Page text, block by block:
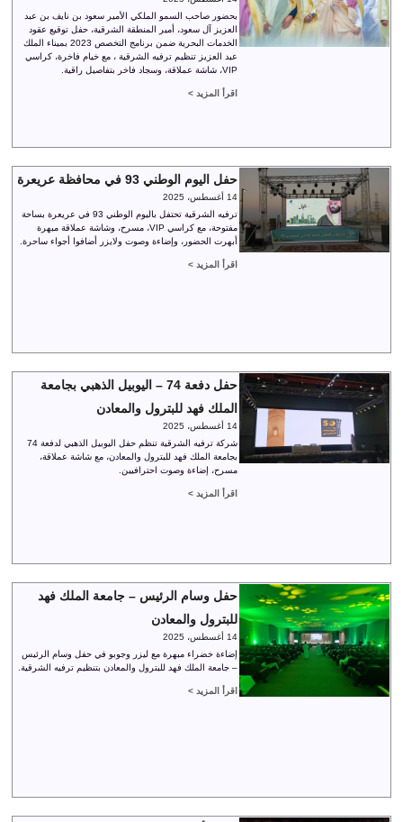
بحضور صاحب السمو الملكي الأمير سعود بن نايف بن عبد
العزيز آل سعود، أمير المنطقة الشرقية، حفل توقيع عقود
الخدمات البحرية ضمن برنامج التخصص 2023 بميناء الملك
عبد العزيز تنظيم ترفيه الشرقية ، مع خيام فاخرة، كراسي
VIP، شاشة عملاقة، وسجاد فاخر بتفاصيل راقية.
اقرأ المزيد >
حفل اليوم الوطني 93 في محافظة عريعرة
14 أغسطس، 2025
ترفيه الشرقية تحتفل باليوم الوطني 93 في عريعرة بساحة
مفتوحة، مع كراسي VIP، مسرح، وشاشة عملاقة مبهرة
أبهرت الحضور، وإضاءة وصوت ولايزر أضافوا أجواء ساحرة.
اقرأ المزيد >
حفل دفعة 74 – اليوبيل الذهبي بجامعة
الملك فهد للبترول والمعادن
14 أغسطس، 2025
شركة ترفيه الشرقية تنظم حفل اليوبيل الذهبي لدفعة 74
بجامعة الملك فهد للبترول والمعادن، مع شاشة عملاقة،
مسرح، إضاءة وصوت احترافيين.
اقرأ المزيد >
حفل وسام الرئيس – جامعة الملك فهد
للبترول والمعادن
14 أغسطس، 2025
إضاءة خضراء مبهرة مع ليزر وجوبو في حفل وسام الرئيس
– جامعة الملك فهد للبترول والمعادن بتنظيم ترفيه الشرقية.
اقرأ المزيد >